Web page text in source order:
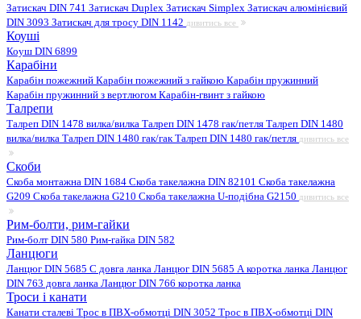
Затискач DIN 741 Затискач Duplex Затискач Simplex Затискач алюмінієвий
DIN 3093 Затискач для тросу DIN 1142 дивитись все
Коуші
Коуш DIN 6899
Карабіни
Карабін пожежний Карабін пожежний з гайкою Карабін пружинний
Карабін пружинний з вертлюгом Карабін-гвинт з гайкою
Талрепи
Талреп DIN 1478 вилка/вилка Талреп DIN 1478 гак/петля Талреп DIN 1480
вилка/вилка Талреп DIN 1480 гак/гакТалреп DIN 1480 гак/петля дивитись все
Скоби
Скоба монтажна DIN 1684 Скоба такелажна DIN 82101 Скоба такелажна
G209 Скоба такелажна G210 Скоба такелажна U-подібна G2150 дивитись все
Рим-болти, рим-гайки
Рим-болт DIN 580 Рим-гайка DIN 582
Ланцюги
Ланцюг DIN 5685 C довга ланка Ланцюг DIN 5685 А коротка ланка Ланцюг
DIN 763 довга ланка Ланцюг DIN 766 коротка ланка
Троси і канати
Канати сталеві Трос в ПВХ-обмотці DIN 3052 Трос в ПВХ-обмотці DIN